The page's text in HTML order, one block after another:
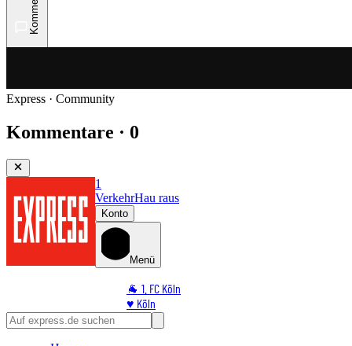
Express · Community
Kommentare · 0
1
VerkehrHau raus
Konto
Menü
🐐 1. FC Köln
♥️ Köln
⭐ Promi